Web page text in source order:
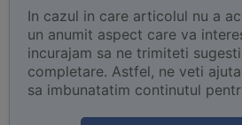
In cazul in care articolul nu a
un anumit aspect care va
incurajam sa ne trimiteti
completare. Astfel, ne veti
sa imbunatatim continutul